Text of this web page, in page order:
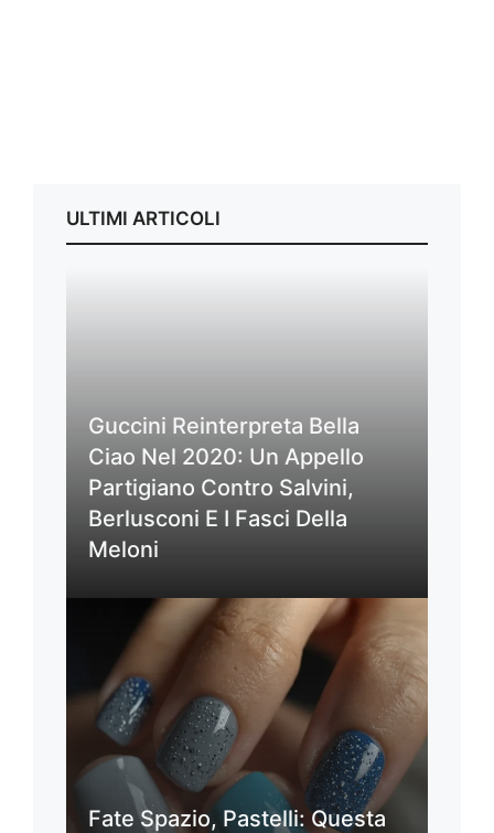
ULTIMI ARTICOLI
Guccini Reinterpreta Bella
Ciao Nel 2020: Un Appello
Partigiano Contro Salvini,
Berlusconi E I Fasci Della
Meloni
Fate Spazio, Pastelli: Questa